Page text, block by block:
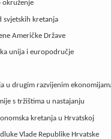
okruženje
svjetskih kretanja
Američke Države
unija i europodručje
u drugim razvijenim
s tržištima u nastajanju
kretanja u Hrvatskoj
Vlade Republike Hrvatske